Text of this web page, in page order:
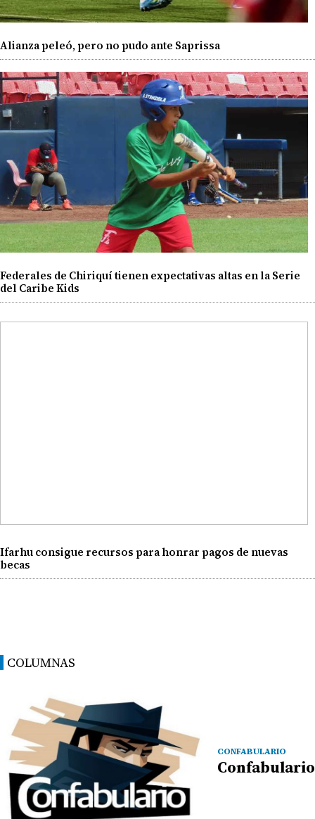
Alianza peleó, pero no pudo ante Saprissa
Federales de Chiriquí tienen expectativas altas en la Serie
del Caribe Kids
Ifarhu consigue recursos para honrar pagos de nuevas
becas
COLUMNAS
CONFABULARIO
Confabulario